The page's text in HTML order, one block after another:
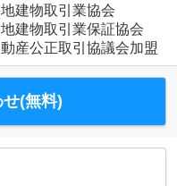
建物取引業協会
建物取引業保証協会
産公正取引協議会加盟
(無料)